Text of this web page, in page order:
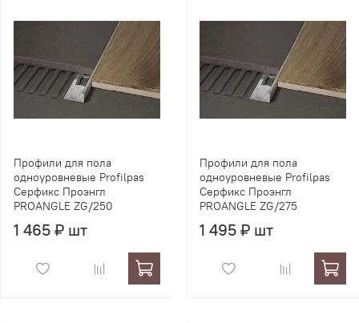
Профили для пола
одноуровневые Profilpas
Серфикс Проэнгл
PROANGLE ZG/250
1 465 ₽ шт
Профили для пола
одноуровневые Profilpas
Серфикс Проэнгл
PROANGLE ZG/275
1 495 ₽ шт